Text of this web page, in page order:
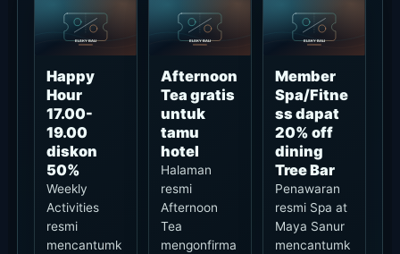
Happy
Hour
17.00-
19.00
diskon
50%
Weekly
Activities
resmi
mencantumk
Afternoon
Tea gratis
untuk
tamu
hotel
Halaman
resmi
Afternoon
Tea
mengonfirma
Member
Spa/Fitne
ss dapat
20% off
dining
Tree Bar
Penawaran
resmi Spa at
Maya Sanur
mencantumk